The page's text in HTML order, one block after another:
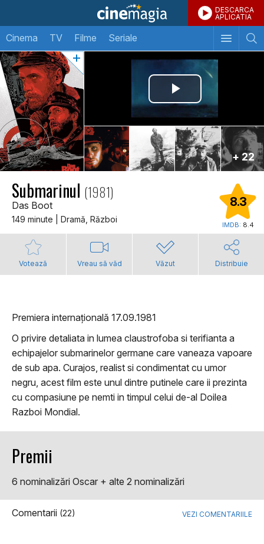
DESCARCA
APLICATIA
Cinema TV Filme Seriale
+ 22
Submarinul (1981)
Das Boot
149 minute | Dramă, Război
8.3
IMDB: 8.4
Votează Vreau să văd Văzut Distribuie
Premiera internațională 17.09.1981
O privire detaliata in lumea claustrofoba si terifianta a
echipajelor submarinelor germane care vaneaza vapoare
de sub apa. Curajos, realist si condimentat cu umor
negru, acest film este unul dintre putinele care ii prezinta
cu compasiune pe nemti in timpul celui de-al Doilea
Razboi Mondial.
Premii
6 nominalizări Oscar + alte 2 nominalizări
Comentarii (22) VEZI COMENTARIILE